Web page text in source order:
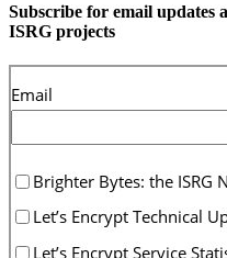
Subscribe for email
ISRG projects